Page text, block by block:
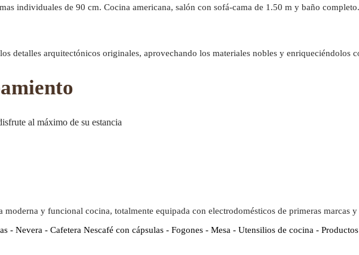
individuales de 90 cm. Cocina americana, salón con sofá-cama de 1.50 m y baño completo.
detalles arquitectónicos originales, aprovechando los materiales nobles y enriqueciéndolos
al máximo de su estancia
moderna y funcional cocina, totalmente equipada con electrodomésticos de primeras marcas
- Nevera - Cafetera Nescafé con cápsulas - Fogones - Mesa - Utensilios de cocina -